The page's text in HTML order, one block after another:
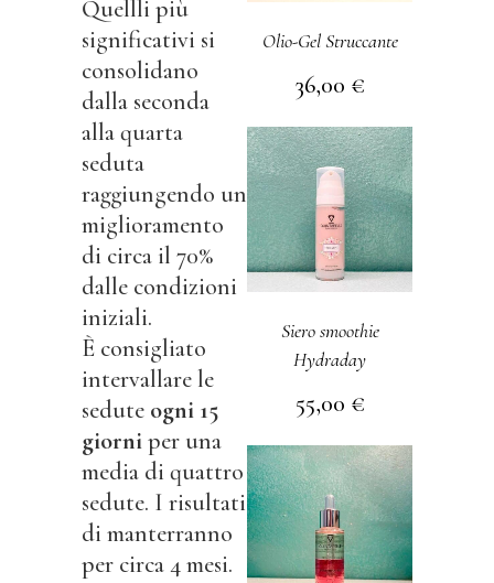
Quellli più
significativi si
consolidano
dalla seconda
alla quarta
seduta
raggiungendo un
miglioramento
di circa il 70%
dalle condizioni
iniziali.
È consigliato
intervallare le
sedute ogni 15
giorniper una
media di quattro
sedute. I risultati
di manterranno
per circa 4 mesi.
Olio-Gel Struccante
36,00 €
Siero smoothie
Hydraday
55,00 €